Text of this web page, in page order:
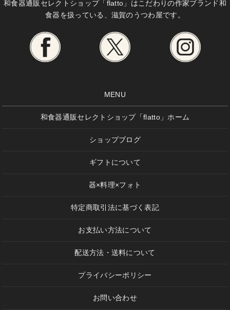
和食器通販セレクトショップ「flatto」はこだわりの作家ブランド和
食器を扱っている、滋賀のうつわ屋です。
MENU
和食器通販セレクトショップ「flatto」ホーム
ショップブログ
ギフトについて
器×料理×フォト
特定商取引法に基づく表記
お支払い方法について
配送方法・送料について
プライバシーポリシー
お問い合わせ